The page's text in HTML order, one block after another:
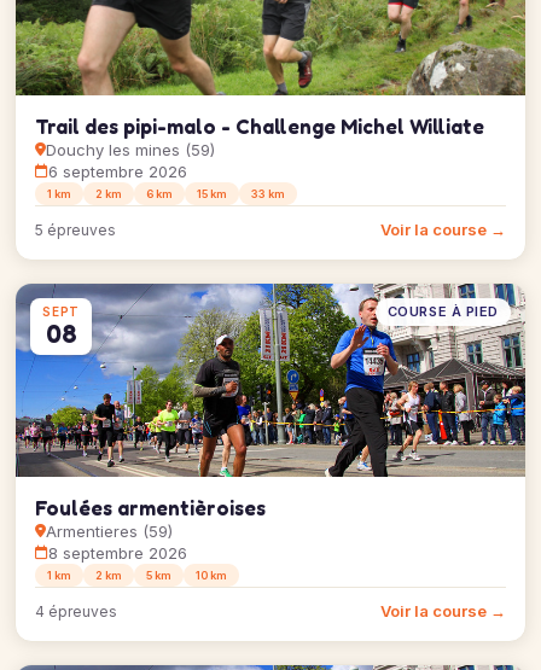
Trail des pipi-malo - Challenge Michel Williate
Douchy les mines (59)
6 septembre 2026
1 km 2 km 6 km 15 km 33 km
5 épreuves Voir la course →
SEPT
08
COURSE À PIED
Foulées armentièroises
Armentieres (59)
8 septembre 2026
1 km 2 km 5 km 10 km
4 épreuves Voir la course →